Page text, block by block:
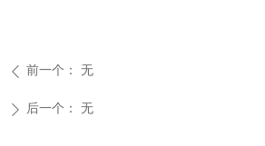
ꄴ 前一个： 无
ꄲ 后一个： 无